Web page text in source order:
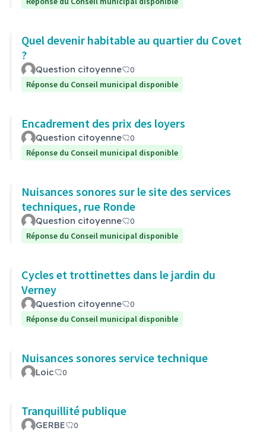
Quel devenir habitable au quartier du Covet
?
Question citoyenne
0
Réponse du Conseil municipal disponible
Encadrement des prix des loyers
Question citoyenne
0
Réponse du Conseil municipal disponible
Nuisances sonores sur le site des services
techniques, rue Ronde
Question citoyenne
0
Réponse du Conseil municipal disponible
Cycles et trottinettes dans le jardin du
Verney
Question citoyenne
0
Réponse du Conseil municipal disponible
Nuisances sonores service technique
Loic 0
Tranquillité publique
GERBE 0